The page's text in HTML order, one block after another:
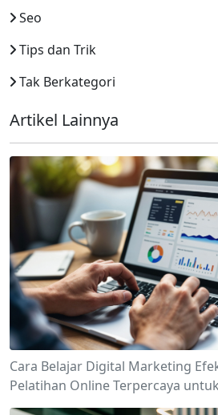
Seo
Tips dan Trik
Tak Berkategori
Artikel Lainnya
Cara Belajar Digital Marketing
Pelatihan Online Terpercaya